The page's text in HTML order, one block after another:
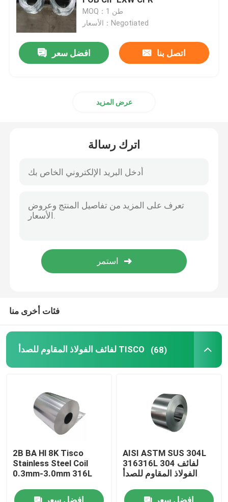
قطاع الفولاذ المقاوم للصدأ
أسلاك لحام الفولاذ المقاوم للصدأ
صفيحة فولاذية مجلفنة
سلك فولاذي مجلفن
قضيب الأسلاك الفولاذية
MOQ：1 طن
الأسعار：Negotiated
افضل سعر اتصل بنا
عرض المزيد
اترك رسالة
فئات أخرى منا
لفائف الفولاذ المقاوم للصدأ TISCO (68)
2B BA Hl 8K Tisco
Stainless Steel Coil
0.3mm-3.0mm 316L
AISI ASTM SUS 304L
316316L 304 لفائف
الفولاذ المقاوم للصدأ